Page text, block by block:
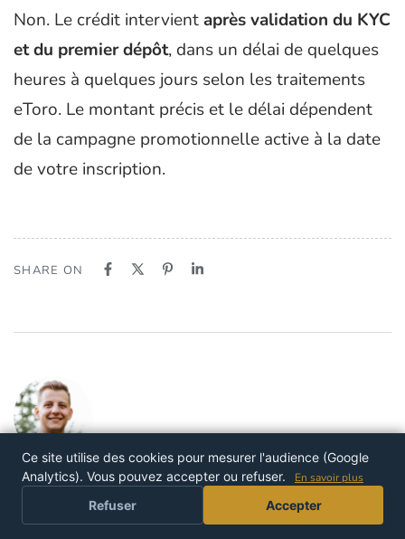
Non. Le crédit intervientaprès validation du KYC
et du premier dépôt, dans un délai de quelques
heures à quelques jours selon les traitements
eToro. Le montant précis et le délai dépendent
de la campagne promotionnelle active à la date
de votre inscription.
SHARE ON
Quentin Arioli
Quentin Arioli est un rédacteur et créateur de contenus
Ce site utilise des cookies pour mesurer l'audience (Google
Analytics). Vous pouvez accepter ou refuser.
En savoir plus
Refuser Accepter